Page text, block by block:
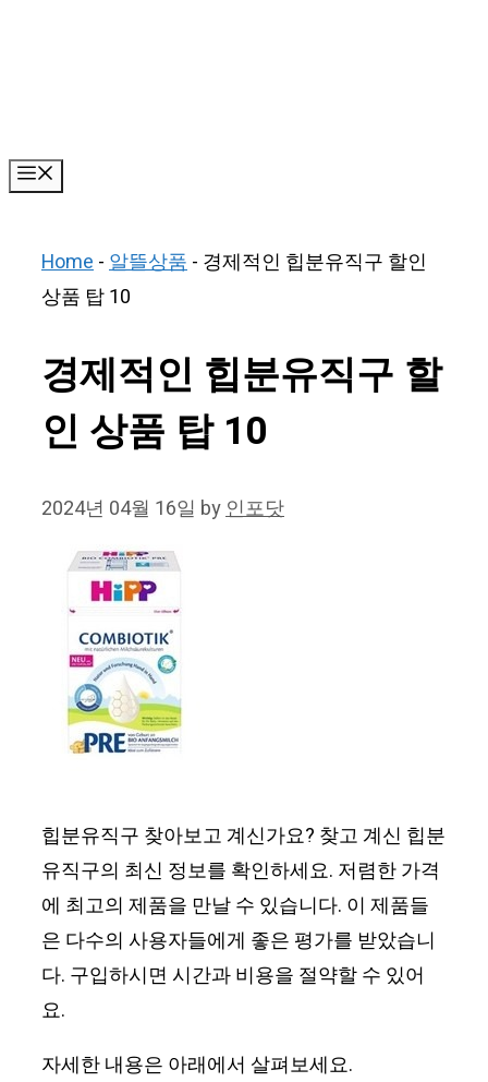
Home-알뜰상품- 경제적인 힙분유직구 할인
상품 탑 10
경제적인 힙분유직구 할
인 상품 탑 10
2024년 04월 16일 by인포닷
힙분유직구 찾아보고 계신가요? 찾고 계신 힙분
유직구의 최신 정보를 확인하세요. 저렴한 가격
에 최고의 제품을 만날 수 있습니다. 이 제품들
은 다수의 사용자들에게 좋은 평가를 받았습니
다. 구입하시면 시간과 비용을 절약할 수 있어
요.
자세한 내용은 아래에서 살펴보세요.